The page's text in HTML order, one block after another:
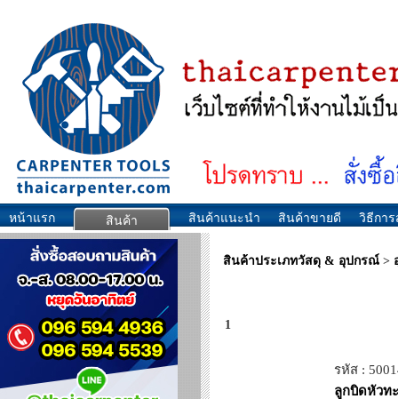
หน้าแรก สินค้า สินค้าแนะนำ สินค้าขายดี วิธีกา
สินค้าประเภทวัสดุ & อุปกรณ์ >
1
รหัส :
ลูกบิดหัวท